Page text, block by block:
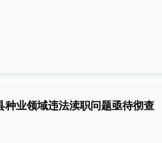
种业领域违法渎职问题亟待彻查